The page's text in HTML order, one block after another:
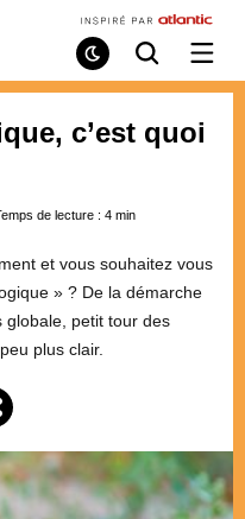
Mode
de
Recherche
/
le
c’est quoi
de lecture : 4 min
et vous souhaitez vous
» ? De la démarche
globale, petit tour des
plus clair.